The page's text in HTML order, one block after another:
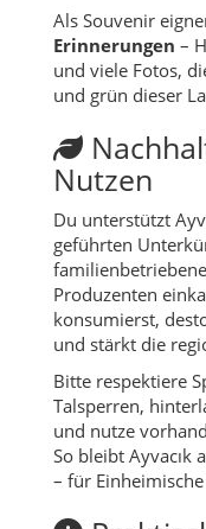
Als Souvenir
Erinnerungen –
und viele Fotos,
und grün dieser
Nutzen
Du unterstützt
geführten
Produzenten
konsumierst,
und stärkt die
Bitte respektiere
Talsperren,
und nutze
So bleibt Ayvacık
– für